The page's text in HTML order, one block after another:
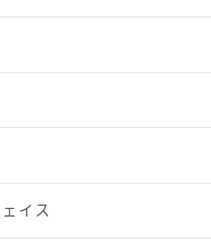
イス